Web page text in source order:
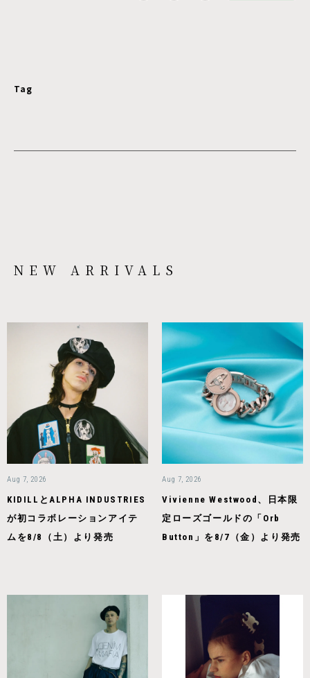
Tag
NEW ARRIVALS
Aug 7, 2026
KIDILLとALPHA INDUSTRIES
が初コラボレーションアイテ
ムを8/8（土）より発売
Aug 7, 2026
Vivienne Westwood、日本限
定ローズゴールドの「Orb
Button」を8/7（金）より発売